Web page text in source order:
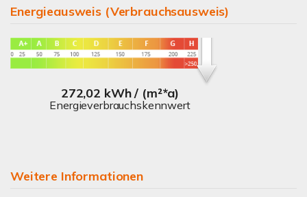
Energieausweis (Verbrauchsausweis)
272,02 kWh / (m²*a)
Energieverbrauchskennwert
Weitere Informationen